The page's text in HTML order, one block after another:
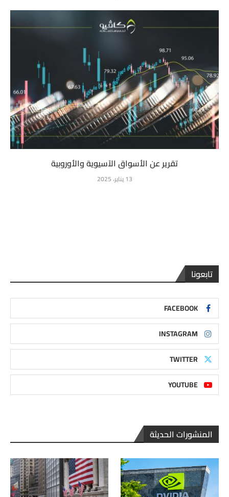
تقرير عن الأسواق الآسيوية والأوروبية
13 يناير، 2025
تابعونا
FACEBOOK
INSTAGRAM
TWITTER
YOUTUBE
المنشورات الحديثة